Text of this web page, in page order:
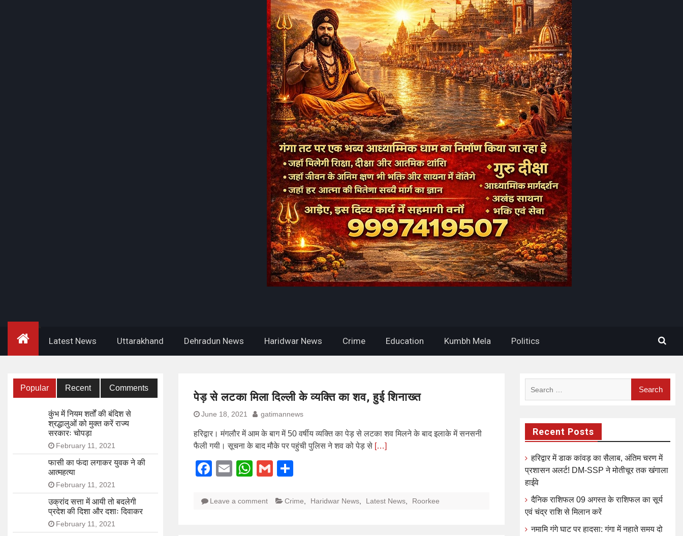
Home
Latest News Uttarakhand Dehradun News Haridwar News Crime Education Kumbh Mela Politics
पेड़ से लटका मिला दिल्ली के व्यक्ति का शव, हुई शिनाख्त
June 18, 2021 gatimannews
हरिद्वार। मंगलौर में आम के बाग में 50 वर्षीय व्यक्ति का पेड़ से लटका शव मिलने के बाद इलाके में सनसनी
फैली गयी। सूचना के बाद मौके पर पहुंची पुलिस ने शव को पेड़ से […]
Facebook
EmailWhatsApp
Gmail
Leave a comment Crime Haridwar News Latest News Roorkee
Recent Posts
हरिद्वार में डाक कांवड़ का सैलाब, अंतिम चरण में
प्रशासन अलर्ट! DM-SSP ने मोतीचूर तक खंगाला
हाईवे
दैनिक राशिफल 09 अगस्त के राशिफल का सूर्य
एवं चंद्र राशि से मिलान करें
नमामि गंगे घाट पर हादसा: गंगा में नहाते समय दो
Popular Recent Comments
कुंभ में नियम शर्तों की बंदिश से
श्रद्धालुओं को मुक्त करें राज्य
सरकारः चोपड़ा
February 11, 2021
फासी का फंदा लगाकर युवक ने की
आत्महत्या
February 11, 2021
उक्रांद सत्ता में आयी तो बदलेगी
प्रदेश की दिशा और दशाः दिवाकर
February 11, 2021